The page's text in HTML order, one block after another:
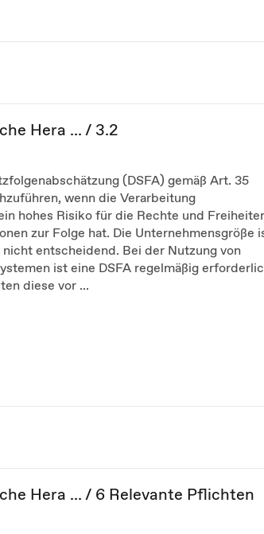
Hera ... / 3.2
(DSFA) gemäß Art. 35
wenn die Verarbeitung
hohes Risiko für die Rechte und
zur Folge hat. Die Unternehmensgröße
entscheidend. Bei der Nutzung von
ist eine DSFA regelmäßig
diese vor ...
Hera ... / 6 Relevante Pflichten